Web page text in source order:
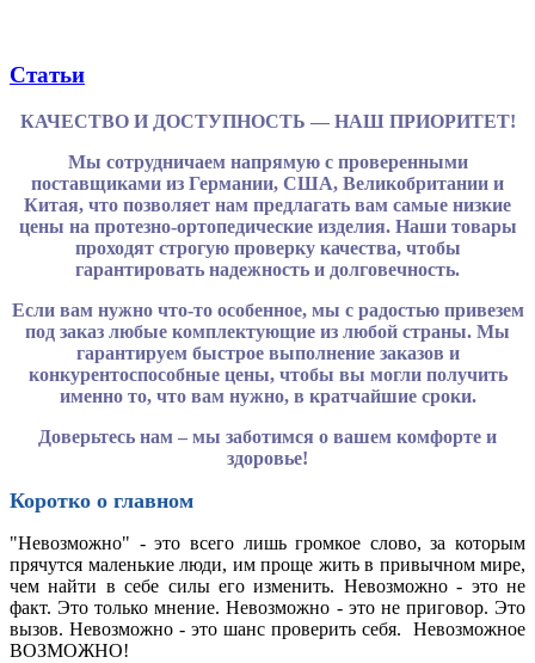
Статьи
КАЧЕСТВО И ДОСТУПНОСТЬ — НАШ ПРИОРИТЕТ!
Мы сотрудничаем напрямую с проверенными
поставщиками из Германии, США, Великобритании и
Китая, что позволяет нам предлагать вам самые низкие
цены на протезно-ортопедические изделия. Наши товары
проходят строгую проверку качества, чтобы
гарантировать надежность и долговечность.
Если вам нужно что-то особенное, мы с радостью привезем
под заказ любые комплектующие из любой страны. Мы
гарантируем быстрое выполнение заказов и
конкурентоспособные цены, чтобы вы могли получить
именно то, что вам нужно, в кратчайшие сроки.
Доверьтесь нам – мы заботимся о вашем комфорте и
здоровье!
Коротко о главном
"Невозможно" - это всего лишь громкое слово, за которым
прячутся маленькие люди, им проще жить в привычном мире,
чем найти в себе силы его изменить. Невозможно - это не
факт. Это только мнение. Невозможно - это не приговор. Это
вызов. Невозможно - это шанс проверить себя. Невозможное
ВОЗМОЖНО!